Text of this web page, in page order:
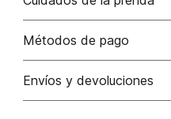
Lavar a mano por
No usar lejia
Métodos de pago
Tarjetas de crédito: Visa,
Envíos y devoluciones